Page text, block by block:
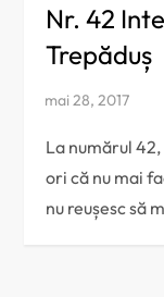
Nr. 42
Trepăduș
La numărul
ori că nu mai
nu reușesc să